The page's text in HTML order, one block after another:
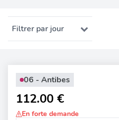
Test Psychotechnique
Test Psychotechnique
Filtrer par jour
06 - Antibes
112.00 €
En forte demande